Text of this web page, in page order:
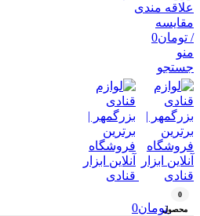
علاقه مندی
مقایسه
/ تومان0
منو
جستجو
0
محصولتومان0